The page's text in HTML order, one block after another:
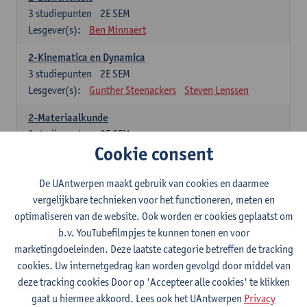
2E SEM
3 studiepunten
Lesgever(s):
Ben Minnaert
2-Kinematica en Dynamica
2E SEM
3 studiepunten
Lesgever(s):
Gunther Steenackers Steven Lenssen
2-Materiaalkunde
2E SEM
3studiepunten
Linda Beenaerts
2-Wiskunde
2E SEM
studiepunten
Lesgever(s):
Rudi Penne Jeffrey Cornelis
Kris Annaert
Stijn Dierckx
Annelies Fabri
Senne Ignoul
Specifiek deel
15 studiepunten
Cookie consent
De UAntwerpen maakt gebruik van cookies en daarmee
vergelijkbare technieken voor het functioneren, meten en
optimaliseren van de website. Ook worden er cookies geplaatst om
b.v. YouTubefilmpjes te kunnen tonen en voor
marketingdoeleinden. Deze laatste categorie betreffen de tracking
cookies. Uw internetgedrag kan worden gevolgd door middel van
deze tracking cookies Door op 'Accepteer alle cookies' te klikken
gaat u hiermee akkoord. Lees ook het UAntwerpen Privacy